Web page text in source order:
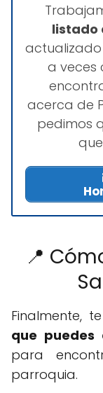
listado
actualizado
a veces
acerca de
pedimos
📍
Finalmente,
que
para
parroquia.